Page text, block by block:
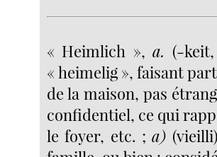
« Heimlich », a. (-
« heimelig », faisant
de la maison, pas
confidentiel, ce qui
le foyer, etc. ;a)